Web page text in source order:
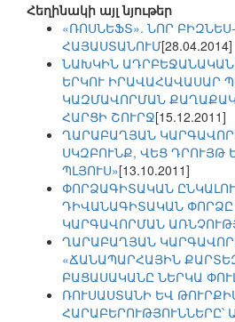
Հեղինակի այլ նյութեր
«ՌՈՍՆԵՖՏ». ՆՈՐ
ՀԱՅԱՍՏԱՆՈՒՄ[28.04.2014]
ՆԱԽԿԻՆ
ԵՐԿՈՒ ԻՐԱՎԱՀԱՎԱՍԱՐ
ԿԱԶՄԱՎՈՐՄԱՆ
ՀԱՐՑԻ ՇՈՒՐՋ[15.12.2011]
ՂԱՐԱԲԱՂՅԱՆ
ՍԿԶԲՈՒՆՔ, ՎԵՑ ԴՐՈՒՅԹ
ՊԼՅՈՒՍ»[13.10.2011]
ՓՈՐՁԱԳԻՏԱԿԱՆ
ԴԻՎԱՆԱԳԻՏԱԿԱՆ
ԿԱՐԳԱՎՈՐՄԱՆ
ՂԱՐԱԲԱՂՅԱՆ
«ՃԱՆԱՊԱՐՀԱՅԻՆ
ԲԱՑԱՍԱԿԱՆԸ ՆԵՐԿԱ
ՌՈՒՍԱՍՏԱՆԻ ԵՎ
ՀԱՐԱԲԵՐՈՒԹՅՈՒՆՆԵՐԸ՝